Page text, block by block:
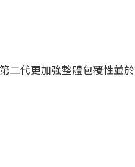
二代更加強整體包覆性並